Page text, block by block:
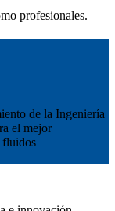
profesionales.
de la Ingeniería
el mejor
fluidos